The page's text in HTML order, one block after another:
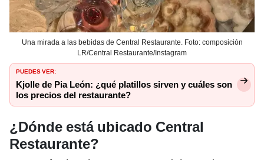
Una mirada a las bebidas de Central Restaurante. Foto: composición
LR/Central Restaurante/Instagram
PUEDES VER:
Kjolle de Pia León: ¿qué platillos sirven y cuáles son
los precios del restaurante?
¿Dónde está ubicado Central
Restaurante?